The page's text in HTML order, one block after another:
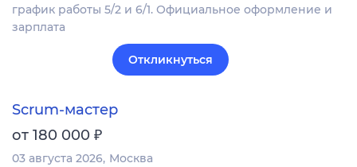
график работы 5/2 и 6/1. Официальное оформление и
зарплата
Откликнуться
Scrum-мастер
от 180 000 ₽
03 августа 2026 Москва